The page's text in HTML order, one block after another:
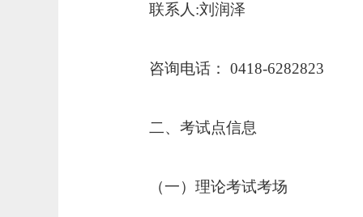
联系人 :刘润泽
咨询电话： 0418-6282823
二、考试点信息
（一）理论考试考场